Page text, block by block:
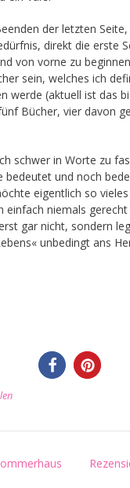
der letzten
direkt die erste
von vorne zu
sein, welches ich
werde (aktuell ist das
Bücher, vier davon
schwer in Worte zu
bedeutet und noch
eigentlich so
einfach niemals
gar nicht, sondern
unbedingt ans